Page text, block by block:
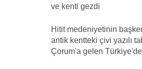
ve kenti gezdi
Hitit medeniyetinin
antik kentteki çivi yazılı
Çorum'a gelen